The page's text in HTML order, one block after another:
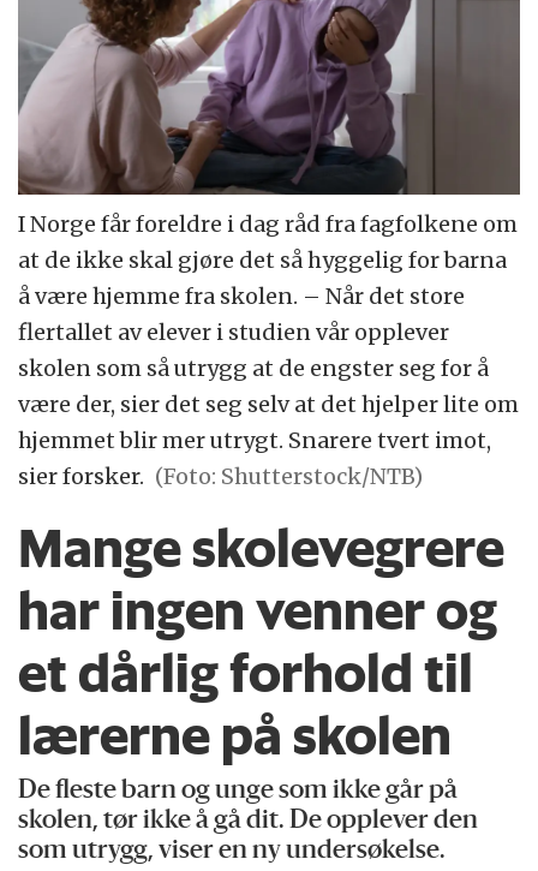
I Norge får foreldre i dag råd fra fagfolkene om
at de ikke skal gjøre det så hyggelig for barna
å være hjemme fra skolen. – Når det store
flertallet av elever i studien vår opplever
skolen som så utrygg at de engster seg for å
være der, sier det seg selv at det hjelper lite om
hjemmet blir mer utrygt. Snarere tvert imot,
sier forsker. (Foto: Shutterstock/NTB)
Mange skolevegrere
har ingen venner og
et dårlig forhold til
lærerne på skolen
De fleste barn og unge som ikke går på
skolen, tør ikke å gå dit. De opplever den
som utrygg, viser en ny undersøkelse.